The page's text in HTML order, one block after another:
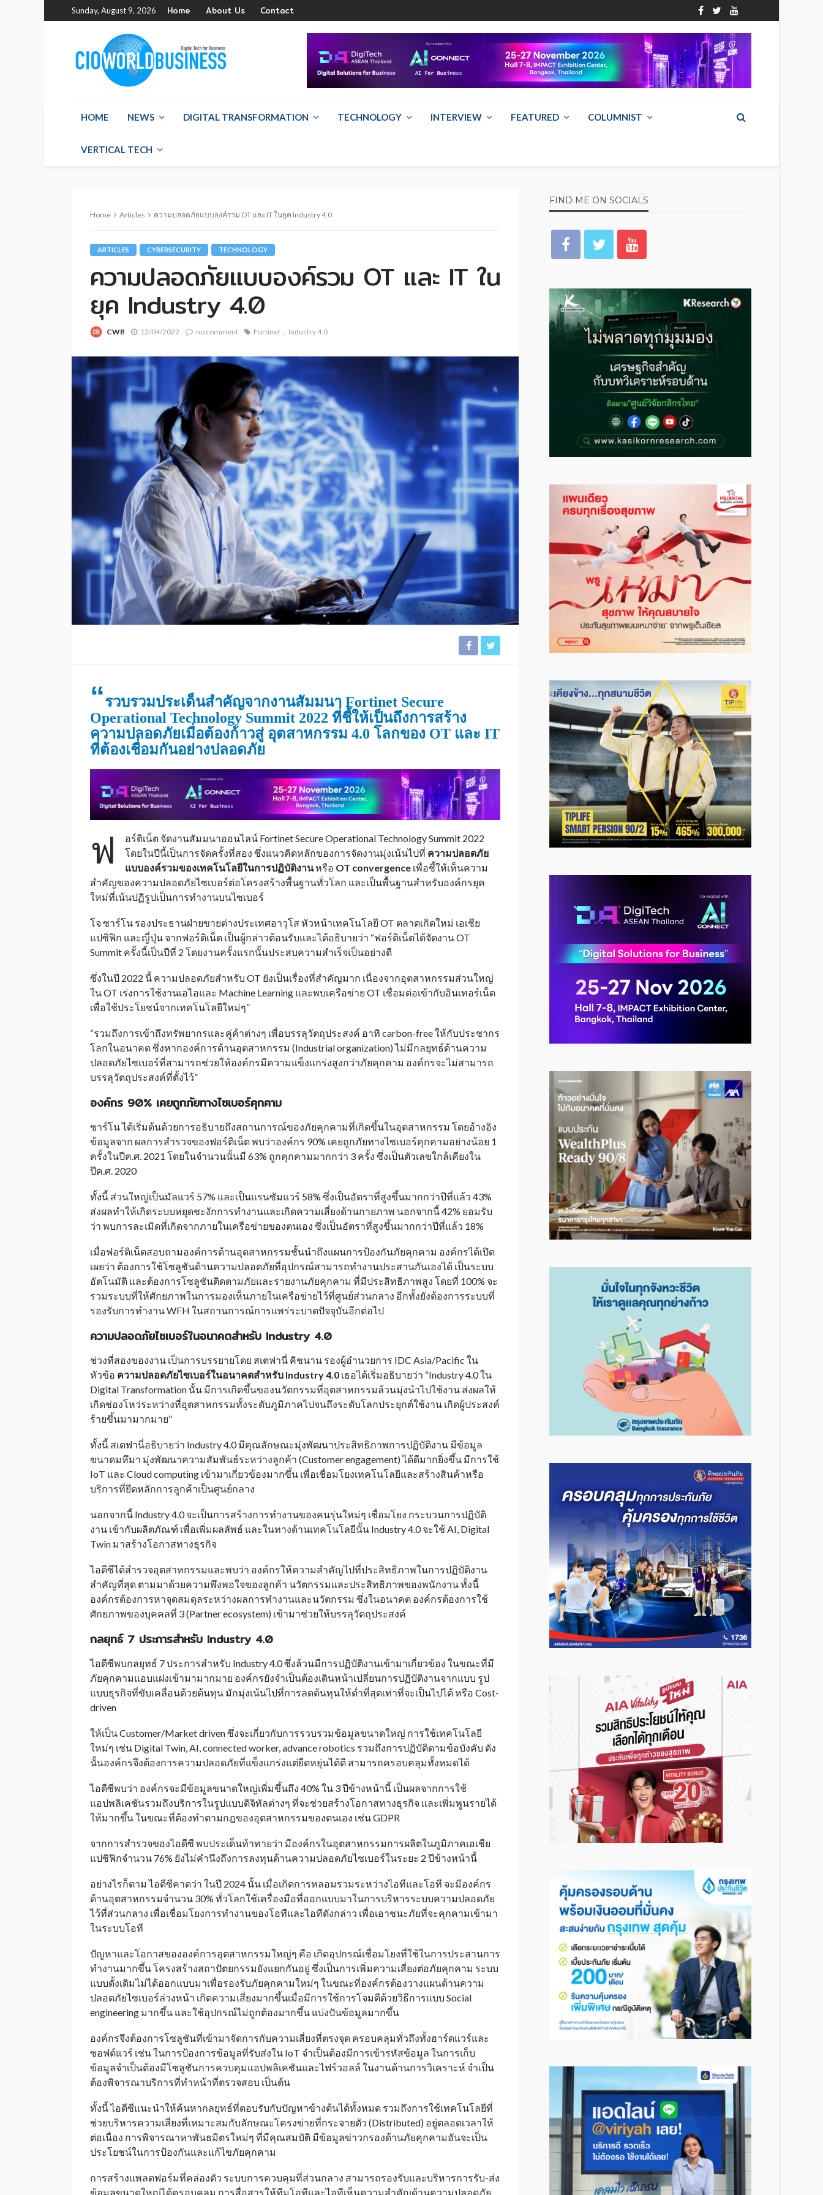
Sunday, August 9, 2026 Home About Us Contact
HOME NEWS DIGITAL TRANSFORMATION TECHNOLOGY INTERVIEW FEATURED COLUMNIST
VERTICAL TECH
Home Articles ความปลอดภัยแบบองค์รวม OT และ IT ในยุค Industry 4.0
ARTICLES CYBERSECURITY TECHNOLOGY
ความปลอดภัยแบบองค์รวม OT และ IT ใน
ยุค Industry 4.0
CWB 12/04/2022 no comment Fortinet Industry 4.0
“รวบรวมประเด็นสำคัญจากงานสัมมนา Fortinet Secure
Operational Technology Summit 2022 ที่ชี้ให้เป็นถึงการสร้าง
ความปลอดภัยเมื่อต้องก้าวสู่ อุตสาหกรรม 4.0 โลกของ OT และ IT
ที่ต้องเชื่อมกันอย่างปลอดภัย
ฟ
อร์ติเน็ต จัดงานสัมมนาออนไลน์ Fortinet Secure Operational Technology Summit 2022
โดยในปีนี้เป็นการจัดครั้งที่สอง ซึ่งแนวคิดหลักของการจัดงานมุ่งเน้นไปที่ ความปลอดภัย
แบบองค์รวมของเทคโนโลยีในการปฏิบัติงานหรือ OT convergence เพื่อชี้ให้เห็นความ
สำคัญของความปลอดภัยไซเบอร์ต่อโครงสร้างพื้นฐานทั่วโลก และเป็นพื้นฐานสำหรับองค์กรยุค
ใหม่ที่เน้นปฏิรูปเป็นการทำงานบนไซเบอร์
โจ ซาร์โน รองประธานฝ่ายขายต่างประเทศอาวุโส หัวหน้าเทคโนโลยี OT ตลาดเกิดใหม่ เอเชีย
แปซิฟิก และญี่ปุ่น จากฟอร์ติเน็ต เป็นผู้กล่าวต้อนรับและได้อธิบายว่า “ฟอร์ติเน็ตได้จัดงาน OT
Summit ครั้งนี้เป็นปีที่ 2 โดยงานครั้งแรกนั้นประสบความสำเร็จเป็นอย่างดี
ซึ่งในปี 2022 นี้ ความปลอดภัยสำหรับ OT ยังเป็นเรื่องที่สำคัญมาก เนื่องจากอุตสาหกรรมส่วนใหญ่
ใน OT เร่งการใช้งานเอไอและ Machine Learning และพบเครือข่าย OT เชื่อมต่อเข้ากับอินเทอร์เน็ต
เพื่อใช้ประโยชน์จากเทคโนโลยีใหม่ๆ”
“รวมถึงการเข้าถึงทรัพยากรและคู่ค้าต่างๆ เพื่อบรรลุวัตถุประสงค์ อาทิ carbon-free ให้กับประชากร
โลกในอนาคต ซึ่งหากองค์การด้านอุตสาหกรรม (Industrial organization) ไม่มีกลยุทธ์ด้านความ
ปลอดภัยไซเบอร์ที่สามารถช่วยให้องค์กรมีความแข็งแกร่งสูงกว่าภัยคุกคาม องค์กรจะไม่สามารถ
บรรลุวัตถุประสงค์ที่ตั้งไว้”
องค์กร 90% เคยถูกภัยทางไซเบอร์คุกคาม
ซาร์โน ได้เริ่มต้นด้วยการอธิบายถึงสถานการณ์ของภัยคุกคามที่เกิดขึ้นในอุตสาหกรรม โดยอ้างอิง
ข้อมูลจาก ผลการสำรวจของฟอร์ติเน็ต พบว่าองค์กร 90% เคยถูกภัยทางไซเบอร์คุกคามอย่างน้อย 1
ครั้งในปีค.ศ. 2021 โดยในจำนวนนั้นมี 63% ถูกคุกคามมากกว่า 3 ครั้ง ซึ่งเป็นตัวเลขใกล้เคียงใน
ปีค.ศ. 2020
ทั้งนี้ ส่วนใหญ่เป็นมัลแวร์ 57% และเป็นแรนซัมแวร์ 58% ซึ่งเป็นอัตราที่สูงขึ้นมากกว่าปีที่แล้ว 43%
ส่งผลทำให้เกิดระบบหยุดชะงักการทำงานและเกิดความเสี่ยงด้านกายภาพ นอกจากนี้ 42% ยอมรับ
ว่า พบการละเมิดที่เกิดจากภายในเครือข่ายของตนเอง ซึ่งเป็นอัตราที่สูงขึ้นมากกว่าปีที่แล้ว 18%
เมื่อฟอร์ติเน็ตสอบถามองค์การด้านอุตสาหกรรมชั้นนำถึงแผนการป้องกันภัยคุกคาม องค์กรได้เปิด
เผยว่า ต้องการใช้โซลูชันด้านความปลอดภัยที่อุปกรณ์สามารถทำงานประสานกันเองได้ เป็นระบบ
อัตโนมัติ และต้องการโซลูชันติดตามภัยและรายงานภัยคุกคาม ที่มีประสิทธิภาพสูง โดยที่ 100% จะ
รวมระบบที่ให้ศักยภาพในการมองเห็นภายในเครือข่ายไว้ที่ศูนย์ส่วนกลาง อีกทั้งยังต้องการระบบที่
รองรับการทำงาน WFH ในสถานการณ์การแพร่ระบาดปัจจุบันอีกต่อไป
ความปลอดภัยไซเบอร์ในอนาคตสำหรับ Industry 4.0
ช่วงที่สองของงาน เป็นการบรรยายโดย สเตฟานี่ คิชนาน รองผู้อำนวยการ IDC Asia/Pacific ใน
หัวข้อ ความปลอดภัยไซเบอร์ในอนาคตสำหรับ Industry 4.0 เธอได้เริ่มอธิบายว่า “Industry 4.0 ใน
Digital Transformation นั้น มีการเกิดขึ้นของนวัตกรรมที่อุตสาหกรรมล้วนมุ่งนำไปใช้งาน ส่งผลให้
เกิดช่องโหว่ระหว่างที่อุตสาหกรรมทั้งระดับภูมิภาคไปจนถึงระดับโลกประยุกต์ใช้งาน เกิดผู้ประสงค์
ร้ายขึ้นมามากมาย”
ทั้งนี้ สเตฟานี่อธิบายว่า Industry 4.0 มีคุณลักษณะมุ่งพัฒนาประสิทธิภาพการปฏิบัติงาน มีข้อมูล
ขนาดมหึมา มุ่งพัฒนาความสัมพันธ์ระหว่างลูกค้า (Customer engagement) ได้ดีมากยิ่งขึ้น มีการใช้
IoT และ Cloud computing เข้ามาเกี่ยวข้องมากขึ้น เพื่อเชื่อมโยงเทคโนโลยีและสร้างสินค้าหรือ
บริการที่ยึดหลักการลูกค้าเป็นศูนย์กลาง
นอกจากนี้ Industry 4.0 จะเป็นการสร้างการทำงานของคนรุ่นใหม่ๆ เชื่อมโยง กระบวนการปฏิบัติ
งาน เข้ากับผลิตภัณฑ์ เพื่อเพิ่มผลลัพธ์ และในทางด้านเทคโนโลยีนั้น Industry 4.0 จะใช้ AI, Digital
Twin มาสร้างโอกาสทางธุรกิจ
ไอดีซีได้สำรวจอุตสาหกรรมและพบว่า องค์กรให้ความสำคัญไปที่ประสิทธิภาพในการปฏิบัติงาน
สำคัญที่สุด ตามมาด้วยความพึงพอใจของลูกค้า นวัตกรรมและประสิทธิภาพของพนักงาน ทั้งนี้
องค์กรต้องการหาจุดสมดุลระหว่างผลการทำงานและนวัตกรรม ซึ่งในอนาคต องค์กรต้องการใช้
ศักยภาพของบุคคลที่ 3 (Partner ecosystem) เข้ามาช่วยให้บรรลุวัตถุประสงค์
กลยุทธ์ 7 ประการสำหรับ Industry 4.0
ไอดีซีพบกลยุทธ์ 7 ประการสำหรับ Industry 4.0 ซึ่งล้วนมีการปฏิบัติงานเข้ามาเกี่ยวข้อง ในขณะที่มี
ภัยคุกคามแอบแฝงเข้ามามากมาย องค์กรยังจำเป็นต้องเดินหน้าเปลี่ยนการปฏิบัติงานจากแบบ รูป
แบบธุรกิจที่ขับเคลื่อนด้วยต้นทุน มักมุ่งเน้นไปที่การลดต้นทุนให้ต่ำที่สุดเท่าที่จะเป็นไปได้ หรือ Cost-
driven
ให้เป็น Customer/Market driven ซึ่งจะเกี่ยวกับการรวบรวมข้อมูลขนาดใหญ่ การใช้เทคโนโลยี
ใหม่ๆ เช่น Digital Twin, AI, connected worker, advance robotics รวมถึงการปฏิบัติตามข้อบังคับ ดัง
นั้นองค์กรจึงต้องการความปลอดภัยที่แข็งแกร่งแต่ยืดหยุ่นได้ดี สามารถครอบคลุมทั้งหมดได้
ไอดีซีพบว่า องค์กรจะมีข้อมูลขนาดใหญ่เพิ่มขึ้นถึง 40% ใน 3 ปีข้างหน้านี้ เป็นผลจากการใช้
แอปพลิเคชันรวมถึงบริการในรูปแบบดิจิทัลต่างๆ ที่จะช่วยสร้างโอกาสทางธุรกิจ และเพิ่มพูนรายได้
ให้มากขึ้น ในขณะที่ต้องทำตามกฎของอุตสาหกรรมของตนเอง เช่น GDPR
จากการสำรวจของไอดีซี พบประเด็นท้าทายว่า มีองค์กรในอุตสาหกรรมการผลิตในภูมิภาคเอเชีย
แปซิฟิกจำนวน 76% ยังไม่คำนึงถึงการลงทุนด้านความปลอดภัยไซเบอร์ในระยะ 2 ปีข้างหน้านี้
อย่างไรก็ตาม ไอดีซีคาดว่า ในปี 2024 นั้น เมื่อเกิดการหลอมรวมระหว่างไอทีและโอที จะมีองค์กร
ด้านอุตสาหกรรมจำนวน 30% ทั่วโลกใช้เครื่องมือที่ออกแบบมาในการบริหารระบบความปลอดภัย
ไว้ที่ส่วนกลาง เพื่อเชื่อมโยงการทำงานของโอทีและไอทีดังกล่าว เพื่อเอาชนะภัยที่จะคุกคามเข้ามา
ในระบบโอที
ปัญหาและโอกาสขององค์การอุตสาหกรรมใหญ่ๆ คือ เกิดอุปกรณ์เชื่อมโยงที่ใช้ในการประสานการ
ทำงานมากขึ้น โครงสร้างสถาปัตยกรรมยังแยกกันอยู่ ซึ่งเป็นการเพิ่มความเสี่ยงต่อภัยคุกคาม ระบบ
แบบดั้งเดิมไม่ได้ออกแบบมาเพื่อรองรับภัยคุกคามใหม่ๆ ในขณะที่องค์กรต้องวางแผนด้านความ
ปลอดภัยไซเบอร์ล่วงหน้า เกิดความเสี่ยงมากขึ้นเมื่อมีการใช้การโจมตีด้วยวิธีการแบบ Social
engineering มากขึ้น และใช้อุปกรณ์ไม่ถูกต้องมากขึ้น แบ่งปันข้อมูลมากขึ้น
องค์กรจึงต้องการโซลูชันที่เข้ามาจัดการกับความเสี่ยงที่ตรงจุด ครอบคลุมทั่วถึงทั้งฮาร์ดแวร์และ
ซอฟต์แวร์ เช่น ในการป้องการข้อมูลที่รับส่งใน IoT จำเป็นต้องมีการเข้ารหัสข้อมูล ในการเก็บ
ข้อมูลจำเป็นต้องมีโซลูชันการควบคุมแอปพลิเคชันและไฟร์วอลล์ ในงานด้านการวิเคราะห์ จำเป็น
ต้องพิจารณาบริการที่ทำหน้าที่ตรวจสอบ เป็นต้น
ทั้งนี้ ไอดีซีแนะนำให้ค้นหากลยุทธ์ที่ตอบรับกับปัญหาข้างต้นได้ทั้งหมด รวมถึงการใช้เทคโนโลยีที่
ช่วยบริหารความเสี่ยงที่เหมาะสมกับลักษณะโครงข่ายที่กระจายตัว (Distributed) อยู่ตลอดเวลาให้
ต่อเนื่อง การพิจารณาหาพันธมิตรใหม่ๆ ที่มีคุณสมบัติ มีข้อมูลข่าวกรองด้านภัยคุกคามอันจะเป็น
ประโยชน์ในการป้องกันและแก้ไขภัยคุกคาม
การสร้างแพลตฟอร์มที่คล่องตัว ระบบการควบคุมที่ส่วนกลาง สามารถรองรับและบริหารการรับ-ส่ง
ข้อมูลขนาดใหญ่ได้ครอบคลุม การสื่อสารให้ทีมโอทีและไอทีเห็นความสำคัญด้านความปลอดภัย
FIND ME ON SOCIALS